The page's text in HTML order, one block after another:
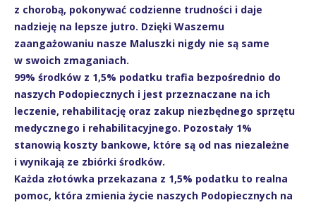
z chorobą, pokonywać codzienne trudności i daje
nadzieję na lepsze jutro. Dzięki Waszemu
zaangażowaniu nasze Maluszki nigdy nie są same
w swoich zmaganiach.
99% środków z 1,5% podatku trafia bezpośrednio do
naszych Podopiecznych i jest przeznaczane na ich
leczenie, rehabilitację oraz zakup niezbędnego sprzętu
medycznego i rehabilitacyjnego. Pozostały 1%
stanowią koszty bankowe, które są od nas niezależne
i wynikają ze zbiórki środków.
Każda złotówka przekazana z 1,5% podatku to realna
pomoc, która zmienia życie naszych Podopiecznych na